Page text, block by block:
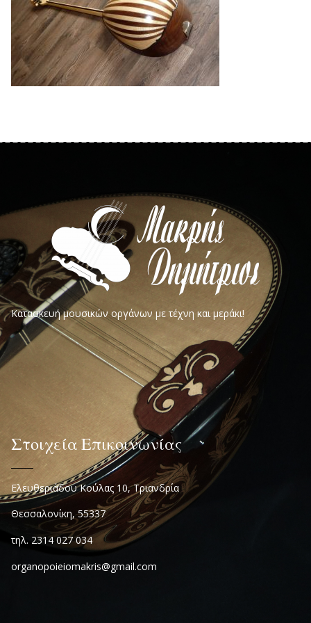
Κατασκευή μουσικών οργάνων με τέχνη και μεράκι!
Στοιχεία Επικοινωνίας
Ελευθεριάδου Κούλας 10, Τριανδρία
Θεσσαλονίκη, 55337
τηλ. 2314 027 034
organopoieiomakris@gmail.com